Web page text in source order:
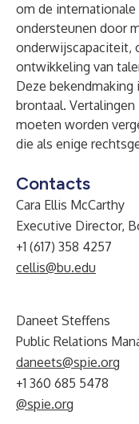
om de
ondersteunen door
onderwijscapaciteit,
ontwikkeling van
Deze
brontaal.
moeten worden
die als enige
Contacts
Cara Ellis McCarthy
Executive Director,
+1 (617) 358 4257
cellis@bu.edu
Daneet Steffens
Public Relations
daneets@spie.org
+1 360 685 5478
@spie.org